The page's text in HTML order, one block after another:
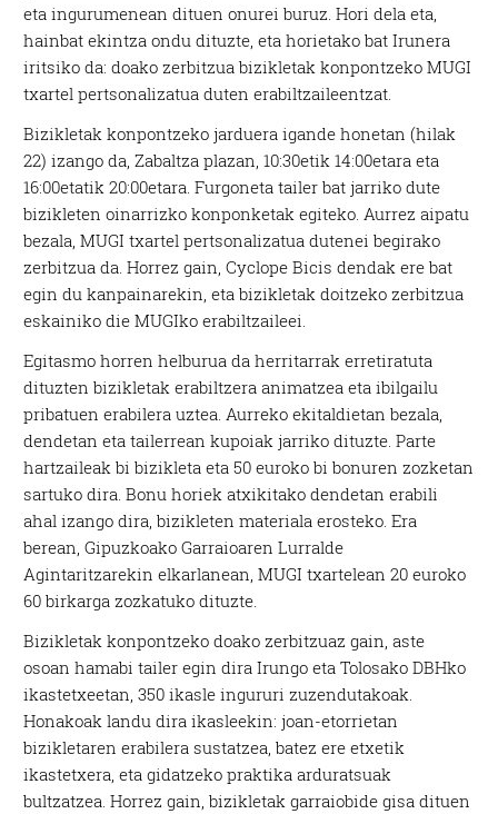
eta ingurumenean dituen onurei buruz. Hori dela eta,
hainbat ekintza ondu dituzte, eta horietako bat Irunera
iritsiko da: doako zerbitzua bizikletak konpontzeko MUGI
txartel pertsonalizatua duten erabiltzaileentzat.
Bizikletak konpontzeko jarduera igande honetan (hilak
22) izango da, Zabaltza plazan, 10:30etik 14:00etara eta
16:00etatik 20:00etara. Furgoneta tailer bat jarriko dute
bizikleten oinarrizko konponketak egiteko. Aurrez aipatu
bezala, MUGI txartel pertsonalizatua dutenei begirako
zerbitzua da. Horrez gain, Cyclope Bicis dendak ere bat
egin du kanpainarekin, eta bizikletak doitzeko zerbitzua
eskainiko die MUGIko erabiltzaileei.
Egitasmo horren helburua da herritarrak erretiratuta
dituzten bizikletak erabiltzera animatzea eta ibilgailu
pribatuen erabilera uztea. Aurreko ekitaldietan bezala,
dendetan eta tailerrean kupoiak jarriko dituzte. Parte
hartzaileak bi bizikleta eta 50 euroko bi bonuren zozketan
sartuko dira. Bonu horiek atxikitako dendetan erabili
ahal izango dira, bizikleten materiala erosteko. Era
berean, Gipuzkoako Garraioaren Lurralde
Agintaritzarekin elkarlanean, MUGI txartelean 20 euroko
60 birkarga zozkatuko dituzte.
Bizikletak konpontzeko doako zerbitzuaz gain, aste
osoan hamabi tailer egin dira Irungo eta Tolosako DBHko
ikastetxeetan, 350 ikasle ingururi zuzendutakoak.
Honakoak landu dira ikasleekin: joan-etorrietan
bizikletaren erabilera sustatzea, batez ere etxetik
ikastetxera, eta gidatzeko praktika arduratsuak
bultzatzea. Horrez gain, bizikletak garraiobide gisa dituen